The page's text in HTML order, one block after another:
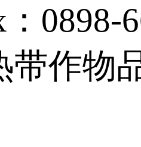
0898-
带作物